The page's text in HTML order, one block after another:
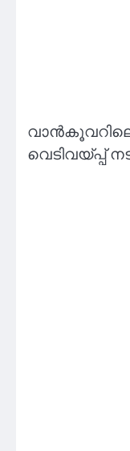
വെടിവയ്പ്പ്